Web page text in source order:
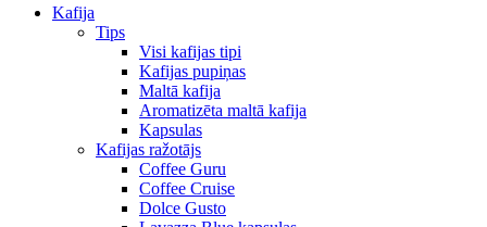
Kafija
Tips
Visi kafijas tipi
Kafijas pupiņas
Maltā kafija
Aromatizēta maltā kafija
Kapsulas
Kafijas ražotājs
Coffee Guru
Coffee Cruise
Dolce Gusto